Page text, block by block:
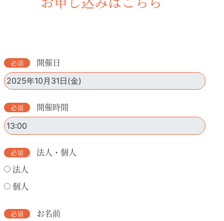
開催日
開催時間
法人・個人
法人
個人
お名前